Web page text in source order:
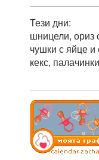
Тези дни:
шницели, ориз
чушки с яйце и
кекс,